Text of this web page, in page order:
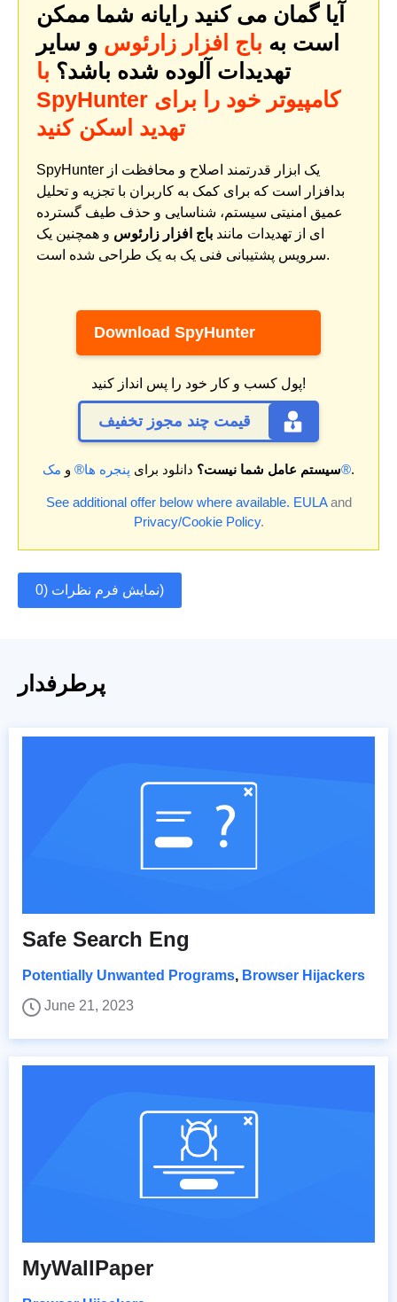
آیا گمان می کنید رایانه شما ممکن
است به باج افزار زارئوس و سایر
تهدیدات آلوده شده باشد؟ با
SpyHunter کامپیوتر خود را برای
تهدید اسکن کنید
SpyHunter یک ابزار قدرتمند اصلاح و محافظت از
بدافزار است که برای کمک به کاربران با تجزیه و تحلیل
عمیق امنیتی سیستم، شناسایی و حذف طیف گسترده
ای از تهدیدات مانند باج افزار زارئوس و همچنین یک
سرویس پشتیبانی فنی یک به یک طراحی شده است.
Download SpyHunter
پول کسب و کار خود را پس انداز کنید!
قیمت چند مجوز تخفیف
سیستم عامل شما نیست؟ دانلود برای پنجره ها® و مک®.
See additional offer below where available. EULAand
Privacy/Cookie Policy.
نمایش فرم نظرات (0)
پرطرفدار
Safe Search Eng
Potentially Unwanted Programs, Browser Hijackers
June 21, 2023
MyWallPaper